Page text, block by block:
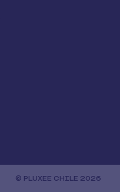
© PLUXEE CHILE 2026